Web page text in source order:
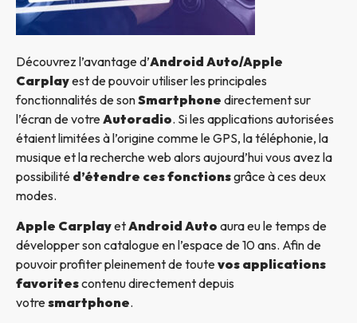
Découvrez l’avantage d’Android Auto/Apple
Carplayest de pouvoir utiliser les principales
fonctionnalités de sonSmartphone directement sur
l’écran de votreAutoradio. Si les applications autorisées
étaient limitées à l’origine comme le GPS, la téléphonie, la
musique et la recherche web alors aujourd’hui vous avez la
possibilité d’étendre ces fonctionsgrâce à ces deux
modes.
Apple CarplayetAndroid Auto aura eu le temps de
développer son catalogue en l’espace de 10 ans. Afin de
pouvoir profiter pleinement de toutevos applications
favoritescontenu directement depuis
votresmartphone.